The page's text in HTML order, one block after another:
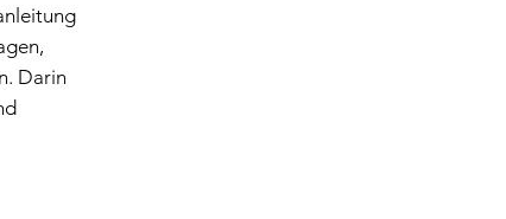
Darin